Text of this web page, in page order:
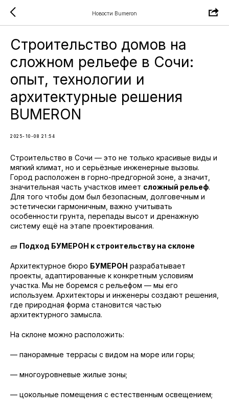
Новости Bumeron
Строительство домов на
сложном рельефе в Сочи:
опыт, технологии и
архитектурные решения
BUMERON
2025-10-08 21:54
Строительство в Сочи — это не только красивые виды и
мягкий климат, но и серьёзные инженерные вызовы.
Город расположен в горно-предгорной зоне, а значит,
значительная часть участков имеет сложный рельеф.
Для того чтобы дом был безопасным, долговечным и
эстетически гармоничным, важно учитывать
особенности грунта, перепады высот и дренажную
систему ещё на этапе проектирования.
🧱 Подход БУМЕРОН к строительству на склоне
Архитектурное бюро БУМЕРОН разрабатывает
проекты, адаптированные к конкретным условиям
участка. Мы не боремся с рельефом — мы его
используем. Архитекторы и инженеры создают решения,
где природная форма становится частью
архитектурного замысла.
На склоне можно расположить:
— панорамные террасы с видом на море или горы;
— многоуровневые жилые зоны;
— цокольные помещения с естественным освещением;